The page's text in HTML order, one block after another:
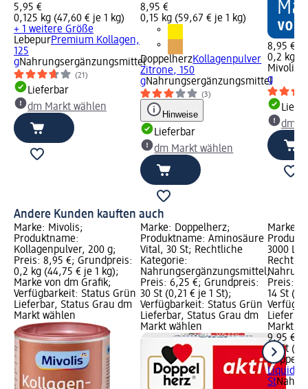
5,95 €
0,125 kg (47,60 € je 1 kg)
+ 1 weitere Größe
LebepurPremium Kollagen,
125
gNahrungsergänzungsmittel
(21)
Lieferbar
dm Markt wählen
8,95 €
0,15 kg (59,67 € je 1 kg)
DoppelherzKollagenpulver
Zitrone, 150
gNahrungsergänzungsmittel
(3)
Hinweise
Lieferbar
dm Markt wählen
8,95 €
0,2 kg
Mivolis
g
dm
Andere Kunden kauften auch
Marke: Mivolis;
Produktname:
Kollagenpulver, 200 g;
Preis: 8,95 €; Grundpreis:
0,2 kg (44,75 € je 1 kg);
Marke von dm Grafik;
Verfügbarkeit: Status Grün
Lieferbar, Status Grau dm
Markt wählen
Marke: Doppelherz;
Produktname: Aminosäure
Vital, 30 St; Rechtliche
Kategorie:
Nahrungsergänzungsmittel;
Preis: 6,25 €; Grundpreis:
30 St (0,21 € je 1 St);
Verfügbarkeit: Status Grün
Lieferbar, Status Grau dm
Markt wählen
Marke:
3000
Preis:
14 St
Markt
9,95 €
14 St
Liquid,
St